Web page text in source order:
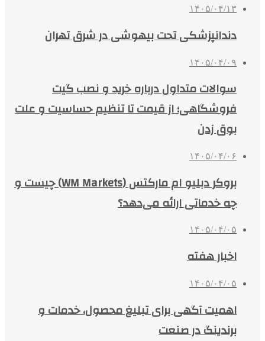
۱۴۰۵/۰۴/۱۳
دندانپزشکی تحت بیهوشی در شرق تهران
۱۴۰۵/۰۴/۰۹
سوالات متداول درباره خرید و نصب گیت
فروشگاهی؛ از قیمت تا تنظیم حساسیت و علت
بوق زدن
۱۴۰۵/۰۴/۰۶
بروکر دبلیو ام مارکتس (WM Markets) چیست و
چه خدماتی ارائه می‌دهد؟
۱۴۰۵/۰۴/۰۵
اخبار هفته
۱۴۰۵/۰۴/۰۵
اهمیت آگهی برای تبلیغ محصول، خدمات و
برندینگ در صنعت